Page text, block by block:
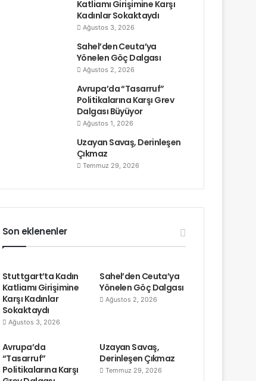
Katliamı Girişimine Karşı
Kadınlar Sokaktaydı
Ağustos 3, 2026
Sahel’den Ceuta’ya
Yönelen Göç Dalgası
Ağustos 2, 2026
Avrupa’da “Tasarruf”
Politikalarına Karşı Grev
Dalgası Büyüyor
Ağustos 1, 2026
Uzayan Savaş, Derinleşen
Çıkmaz
Temmuz 29, 2026
Son eklenenler
Stuttgart’ta Kadın
Katliamı Girişimine
Karşı Kadınlar
Sokaktaydı
Ağustos 3, 2026
Sahel’den Ceuta’ya
Yönelen Göç Dalgası
Ağustos 2, 2026
Avrupa’da
“Tasarruf”
Politikalarına Karşı
Uzayan Savaş,
Derinleşen Çıkmaz
Temmuz 29, 2026